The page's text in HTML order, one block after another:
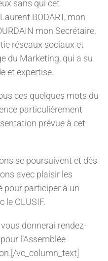
sans qui cet
BODART, mon
mon Secrétaire,
réseaux sociaux et
du Marketing, qui a su
et expertise.
ces quelques mots du
particulièrement
prévue à cet
se poursuivent et dès
avec plaisir les
pour participer à un
le CLUSIF.
donnerai rendez-
l’Assemblée
vc_column_text]